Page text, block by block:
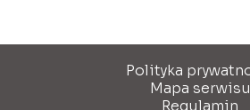
Polityka
Mapa serwisu
Regulamin